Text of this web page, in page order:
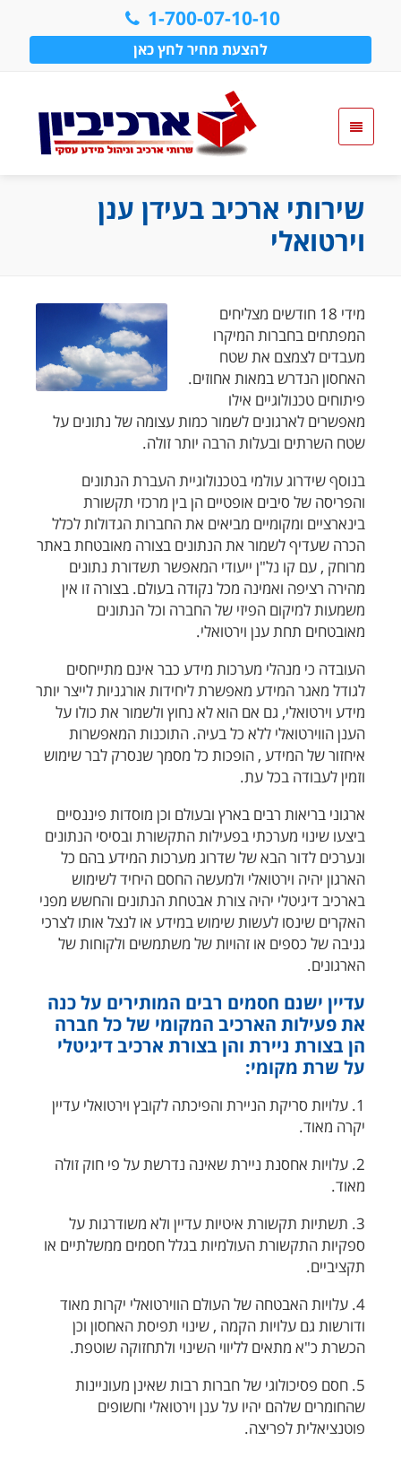
1-700-07-10-10
להצעת מחיר לחץ כאן
שירותי ארכיב בעידן ענן
וירטואלי
מידי 18 חודשים מצליחים
המפתחים בחברות המיקרו
מעבדים לצמצם את שטח
האחסון הנדרש במאות אחוזים.
פיתוחים טכנולוגיים אילו
מאפשרים לארגונים לשמור כמות עצומה של נתונים על
שטח השרתים ובעלות הרבה יותר זולה.
בנוסף שידרוג עולמי בטכנולוגיית העברת הנתונים
והפריסה של סיבים אופטיים הן בין מרכזי תקשורת
בינארציים ומקומיים מביאים את החברות הגדולות לכלל
הכרה שעדיף לשמור את הנתונים בצורה מאובטחת באתר
מרוחק , עם קו נל"ן ייעודי המאפשר תשדורת נתונים
מהירה רציפה ואמינה מכל נקודה בעולם. בצורה זו אין
משמעות למיקום הפיזי של החברה וכל הנתונים
מאובטחים תחת ענן וירטואלי.
העובדה כי מנהלי מערכות מידע כבר אינם מתייחסים
לגודל מאגר המידע מאפשרת ליחידות אורגניות לייצר יותר
מידע וירטואלי, גם אם הוא לא נחוץ ולשמור את כולו על
הענן הווירטואלי ללא כל בעיה. התוכנות המאפשרות
איחזור של המידע , הופכות כל מסמך שנסרק לבר שימוש
וזמין לעבודה בכל עת.
ארגוני בריאות רבים בארץ ובעולם וכן מוסדות פיננסיים
ביצעו שינוי מערכתי בפעילות התקשורת ובסיסי הנתונים
ונערכים לדור הבא של שדרוג מערכות המידע בהם כל
הארגון יהיה וירטואלי ולמעשה החסם היחיד לשימוש
בארכיב דיגיטלי יהיה צורת אבטחת הנתונים והחשש מפני
האקרים שינסו לעשות שימוש במידע או לנצל אותו לצרכי
גניבה של כספים או זהויות של משתמשים ולקוחות של
הארגונים.
עדיין ישנם חסמים רבים המותירים על כנה
את פעילות הארכיב המקומי של כל חברה
הן בצורת ניירת והן בצורת ארכיב דיגיטלי
על שרת מקומי:
1. עלויות סריקת הניירת והפיכתה לקובץ וירטואלי עדיין
יקרה מאוד.
2. עלויות אחסנת ניירת שאינה נדרשת על פי חוק זולה
מאוד.
3. תשתיות תקשורת איטיות עדיין ולא משודרגות על
ספקיות התקשורת העולמיות בגלל חסמים ממשלתיים או
תקציביים.
4. עלויות האבטחה של העולם הווירטואלי יקרות מאוד
ודורשות גם עלויות הקמה , שינוי תפיסת האחסון וכן
הכשרת כ"א מתאים לליווי השינוי ולתחזוקה שוטפת.
5. חסם פסיכולוגי של חברות רבות שאינן מעוניינות
שהחומרים שלהם יהיו על ענן וירטואלי וחשופים
פוטנציאלית לפריצה.